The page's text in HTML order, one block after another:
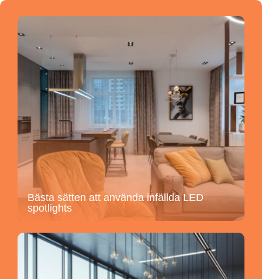
Bästa sätten att använda infällda LED
spotlights